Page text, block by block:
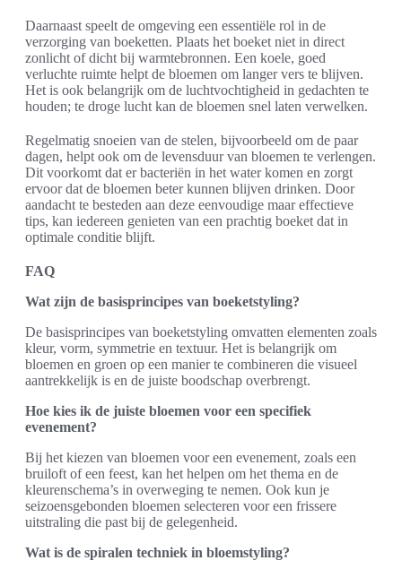
Daarnaast speelt de omgeving een essentiële rol in de
verzorging van boeketten. Plaats het boeket niet in direct
zonlicht of dicht bij warmtebronnen. Een koele, goed
verluchte ruimte helpt de bloemen om langer vers te blijven.
Het is ook belangrijk om de luchtvochtigheid in gedachten te
houden; te droge lucht kan de bloemen snel laten verwelken.
Regelmatig snoeien van de stelen, bijvoorbeeld om de paar
dagen, helpt ook om de levensduur van bloemen te verlengen.
Dit voorkomt dat er bacteriën in het water komen en zorgt
ervoor dat de bloemen beter kunnen blijven drinken. Door
aandacht te besteden aan deze eenvoudige maar effectieve
tips, kan iedereen genieten van een prachtig boeket dat in
optimale conditie blijft.
FAQ
Wat zijn de basisprincipes van boeketstyling?
De basisprincipes van boeketstyling omvatten elementen zoals
kleur, vorm, symmetrie en textuur. Het is belangrijk om
bloemen en groen op een manier te combineren die visueel
aantrekkelijk is en de juiste boodschap overbrengt.
Hoe kies ik de juiste bloemen voor een specifiek
evenement?
Bij het kiezen van bloemen voor een evenement, zoals een
bruiloft of een feest, kan het helpen om het thema en de
kleurenschema’s in overweging te nemen. Ook kun je
seizoensgebonden bloemen selecteren voor een frissere
uitstraling die past bij de gelegenheid.
Wat is de spiralen techniek in bloemstyling?